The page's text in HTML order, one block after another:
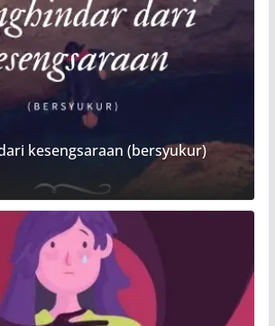
kesengsaraan (bersyukur)